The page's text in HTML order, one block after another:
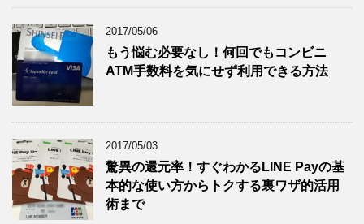
2017/05/06
もう悩む必要なし！何回でもコンビニ
ATM手数料を気にせず利用できる方法
2017/05/03
驚異の還元率！すぐわかるLINE Payの基
本的な使い方からトクする裏ワザ的活用
術まで